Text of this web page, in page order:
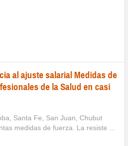
al ajuste salarial Medidas de
de la Salud en casi
Santa Fe, San Juan, Chubut
medidas de fuerza. La resiste ...